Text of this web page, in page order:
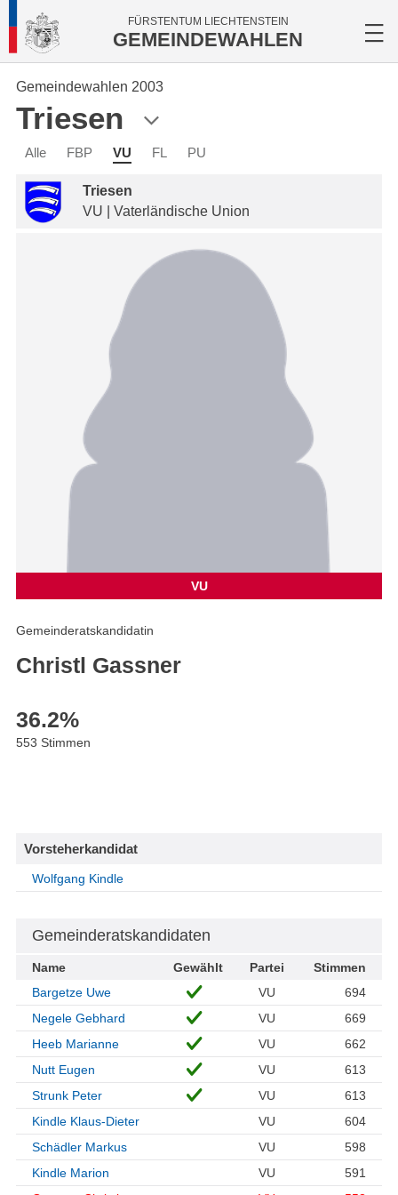
FÜRSTENTUM LIECHTENSTEIN
GEMEINDEWAHLEN
Gemeindewahlen 2003
Triesen
Alle FBP VU FL PU
Triesen
VU | Vaterländische Union
VU
Gemeinderatskandidatin
Christl Gassner
36.2%
553 Stimmen
Vorsteherkandidat
Wolfgang Kindle
Gemeinderatskandidaten
Name Gewählt Partei
Stimmen
Bargetze Uwe
VU
694
Negele Gebhard
VU
669
Heeb Marianne
VU
662
Nutt Eugen
VU
613
Strunk Peter
VU
613
Kindle Klaus-Dieter
VU
604
Schädler Markus
VU
598
Kindle Marion
VU
591